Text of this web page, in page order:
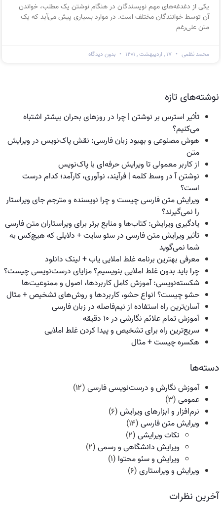
یکی از دغدغه‌های مهم نویسندگان در هنگام نوشتن یک مطلب، خواندن
آن توسط خوانندگان مختلف است. در موارد بسیاری پیش می‌آید که یک
متن علی‌رغم
محمد نظمی بدون دیدگاه
نوشته‌های تازه
تأثیر استرس بر نوشتن | چرا در روزهای بحران بیشتر اشتباه
می‌کنیم؟
هوش مصنوعی و بهبود زبان فارسی: نقش پاک‌نویس در ویرایش
متن
از کاربر معمولی تا ویرایش حرفه‌ای با پاک‌نویس
نوشتن آ در وسط کلمه | فرآیند، نوآوری، کارآمد؛ کدام درست
است؟
ویرایش متن فارسی چیست و چرا نویسنده و مترجم جای ویراستار
را نمی‌گیرند؟
یادگیری ویرایش: کتاب‌ها و منابع برتر برای ویراستاران متن فارسی
تأثیر ویرایش متن فارسی در سئو سایت + دلایلی که هیچ‌کس به
شما نمی‌گوید
معرفی بهترین برنامه غلط املایی یاب + لینک دانلود
چرا باید بدون غلط املایی بنویسیم؟ مزایای درست‌نویسی چیست؟
شکسته‌نویسی: آموزش کامل کاربردها، اصول و ممنوعیت‌ها
حشو چیست؟ انواع حشو، کاربردها و روش‌های تشخیص + مثال
آسان‌ترین راه استفاده از نیم‌فاصله در زبان فارسی
آموزش تمام علائم نگارشی در ۱۰ دقیقه
سریع‌ترین راه برای تشخیص و پیدا کردن غلط املایی
هکسره چیست + مثال
دسته‌ها
آموزش نگارش و درست‌نویسی فارسی(۱۲)
عمومی(۳)
نرم‌افزار و ابزارهای ویرایش(۶)
ویرایش متن فارسی(۱۴)
نکات ویرایشی(۲)
ویرایش دانشگاهی و رسمی(۲)
ویرایش و سئو محتوا (۱)
ویرایش و ویراستاری(۶)
آخرین نظرات